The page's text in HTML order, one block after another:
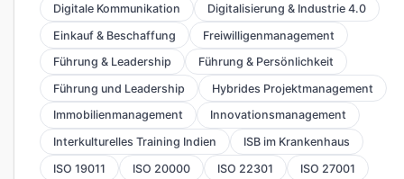
Digitale Kommunikation
Digitalisierung & Industrie 4.0
Einkauf & Beschaffung
Freiwilligenmanagement
Führung & Leadership
Führung & Persönlichkeit
Führung und Leadership
Hybrides Projektmanagement
Immobilienmanagement
Innovationsmanagement
Interkulturelles Training Indien
ISB im Krankenhaus
ISO 19011
ISO 20000 ISO 22301
ISO 27001